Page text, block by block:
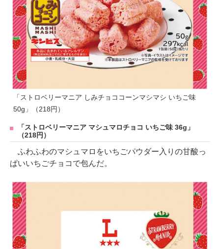
「ストロベリーマニア しみチョココーンマシマシ いちご味
50g」（218円）
「ストロベリーマニア マシュマロチョコ いちご味 36g」
（218円）
ふわふわのマシュマロをいちごパウダー入りの甘酸っ
ぱいいちごチョコで包んだ。